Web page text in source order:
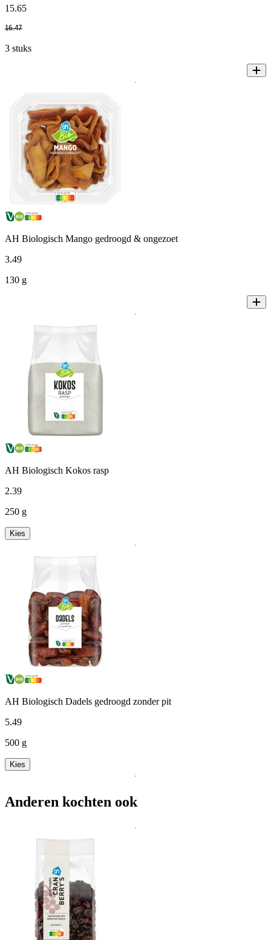
15.65
16.47
3 stuks
AH Biologisch Mango gedroogd & ongezoet
3.49
130 g
AH Biologisch Kokos rasp
2.39
250 g
Kies
AH Biologisch Dadels gedroogd zonder pit
5.49
500 g
Kies
Anderen kochten ook